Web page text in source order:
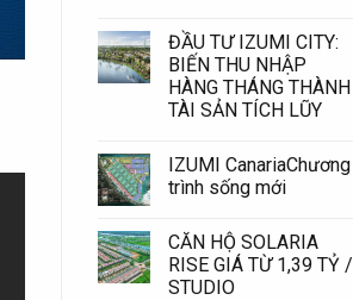
ĐẦU TƯ IZUMI CITY:
BIẾN THU NHẬP
HÀNG THÁNG THÀNH
TÀI SẢN TÍCH LŨY
IZUMI CanariaChương
trình sống mới
CĂN HỘ SOLARIA
RISE GIÁ TỪ 1,39 TỶ /
STUDIO